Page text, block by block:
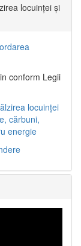
locuinței și
conform Legii
locuinței
cărbuni,
energie